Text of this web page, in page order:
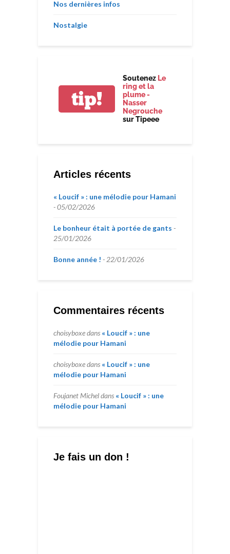
Nos dernières infos
Nostalgie
tip!
Soutenez Le
ring et la
plume -
Nasser
Negrouche
sur Tipeee
Articles récents
« Loucif » : une mélodie pour Hamani
05/02/2026
Le bonheur était à portée de gants
25/01/2026
Bonne année ! 22/01/2026
Commentaires récents
choisyboxedans « Loucif » : une
mélodie pour Hamani
choisyboxedans « Loucif » : une
mélodie pour Hamani
Foujanet Micheldans « Loucif » : une
mélodie pour Hamani
Je fais un don !